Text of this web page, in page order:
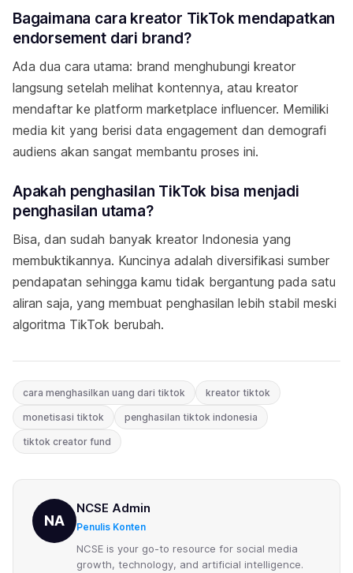
Bagaimana cara kreator TikTok mendapatkan
endorsement dari brand?
Ada dua cara utama: brand menghubungi kreator
langsung setelah melihat kontennya, atau kreator
mendaftar ke platform marketplace influencer. Memiliki
media kit yang berisi data engagement dan demografi
audiens akan sangat membantu proses ini.
Apakah penghasilan TikTok bisa menjadi
penghasilan utama?
Bisa, dan sudah banyak kreator Indonesia yang
membuktikannya. Kuncinya adalah diversifikasi sumber
pendapatan sehingga kamu tidak bergantung pada satu
aliran saja, yang membuat penghasilan lebih stabil meski
algoritma TikTok berubah.
cara menghasilkan uang dari tiktok kreator tiktok
monetisasi tiktok penghasilan tiktok indonesia
tiktok creator fund
NA
NCSE Admin
Penulis Konten
NCSE is your go-to resource for social media
growth, technology, and artificial intelligence.